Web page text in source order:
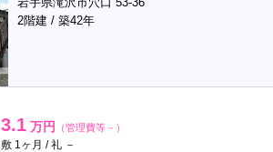
2階建 / 築42年
3.1 万円 （管理費等－）
敷 1ヶ月 / 礼 －